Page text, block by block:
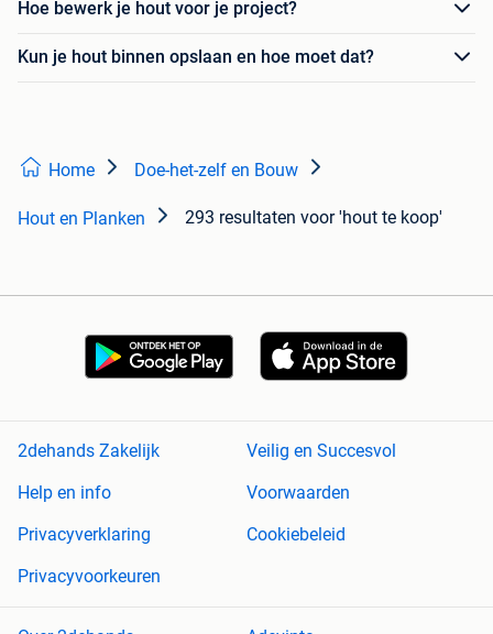
Hoe bewerk je hout voor je project?
Kun je hout binnen opslaan en hoe moet dat?
Home Doe-het-zelf en Bouw
Hout en Planken 293 resultaten voor 'hout te koop'
2dehands Zakelijk
Veilig en Succesvol
Help en info
Voorwaarden
Privacyverklaring
Cookiebeleid
Privacyvoorkeuren